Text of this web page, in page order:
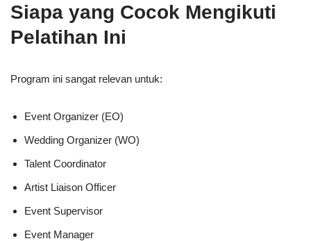
Siapa yang Cocok Mengikuti
Pelatihan Ini
Program ini sangat relevan untuk:
Event Organizer (EO)
Wedding Organizer (WO)
Talent Coordinator
Artist Liaison Officer
Event Supervisor
Event Manager